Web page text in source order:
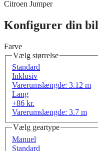
Citroen Jumper
Konfigurer din bil
Farve
Vælg størrelse
Standard
Inklusiv
Varerumslængde: 3.12 m
Lang
+86 kr.
Varerumslængde: 3.7 m
Vælg geartype
Manuel
Standard